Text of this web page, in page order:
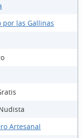
por las Gallinas
Artesanal